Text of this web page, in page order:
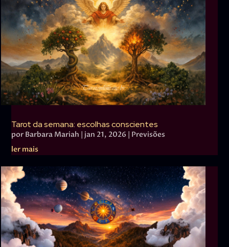
Tarot da semana: escolhas conscientes
por Barbara Mariah jan 21, 2026
Previsões
ler mais